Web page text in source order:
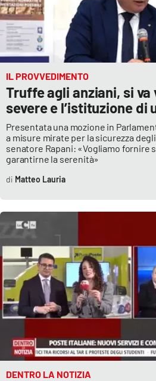
IL PROVVEDIMENTO
Truffe agli anziani, si va
severe e l’istituzione di
Presentata una mozione in
a misure mirate per la sicurezza
senatore Rapani: «Vogliamo
garantirne la serenità»
Matteo Lauria
DENTRO LA NOTIZIA